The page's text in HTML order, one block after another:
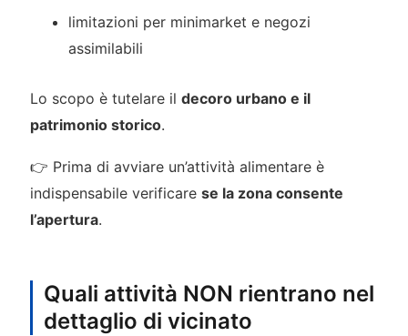
limitazioni per minimarket e negozi
assimilabili
Lo scopo è tutelare il decoro urbano e il
patrimonio storico.
👉 Prima di avviare un’attività alimentare è
indispensabile verificare se la zona consente
l’apertura.
Quali attività NON rientrano nel
dettaglio di vicinato